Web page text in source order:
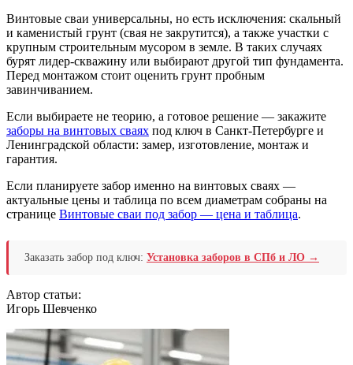
Винтовые сваи универсальны, но есть исключения: скальный
и каменистый грунт (свая не закрутится), а также участки с
крупным строительным мусором в земле. В таких случаях
бурят лидер-скважину или выбирают другой тип фундамента.
Перед монтажом стоит оценить грунт пробным
завинчиванием.
Если выбираете не теорию, а готовое решение — закажите
заборы на винтовых сваях под ключ в Санкт-Петербурге и
Ленинградской области: замер, изготовление, монтаж и
гарантия.
Если планируете забор именно на винтовых сваях —
актуальные цены и таблица по всем диаметрам собраны на
странице Винтовые сваи под забор — цена и таблица.
Заказать забор под ключ: Установка заборов в СПб и ЛО →
Автор статьи:
Игорь Шевченко